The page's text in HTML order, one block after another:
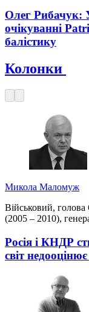
Олег Рибачук:
очікуванні
балістику
Колонки
Микола Маломуж
Військовий,
(2005 – 2010),
Росія і КНДР
світ